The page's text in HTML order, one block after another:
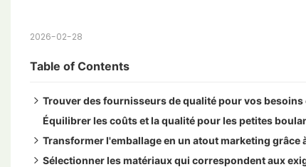
2026-02-28
Table of Contents
Trouver des fournisseurs de qualité pour vos
Évaluation des fournisseurs d'emballages en ligne
Pourquoi Sprintpackage se démarque
Équilibrer les coûts et la qualité pour les petites
Transformer l'emballage en un atout marketing
Méthodes d'impression et leurs compromis
Sélectionner les matériaux qui correspondent aux